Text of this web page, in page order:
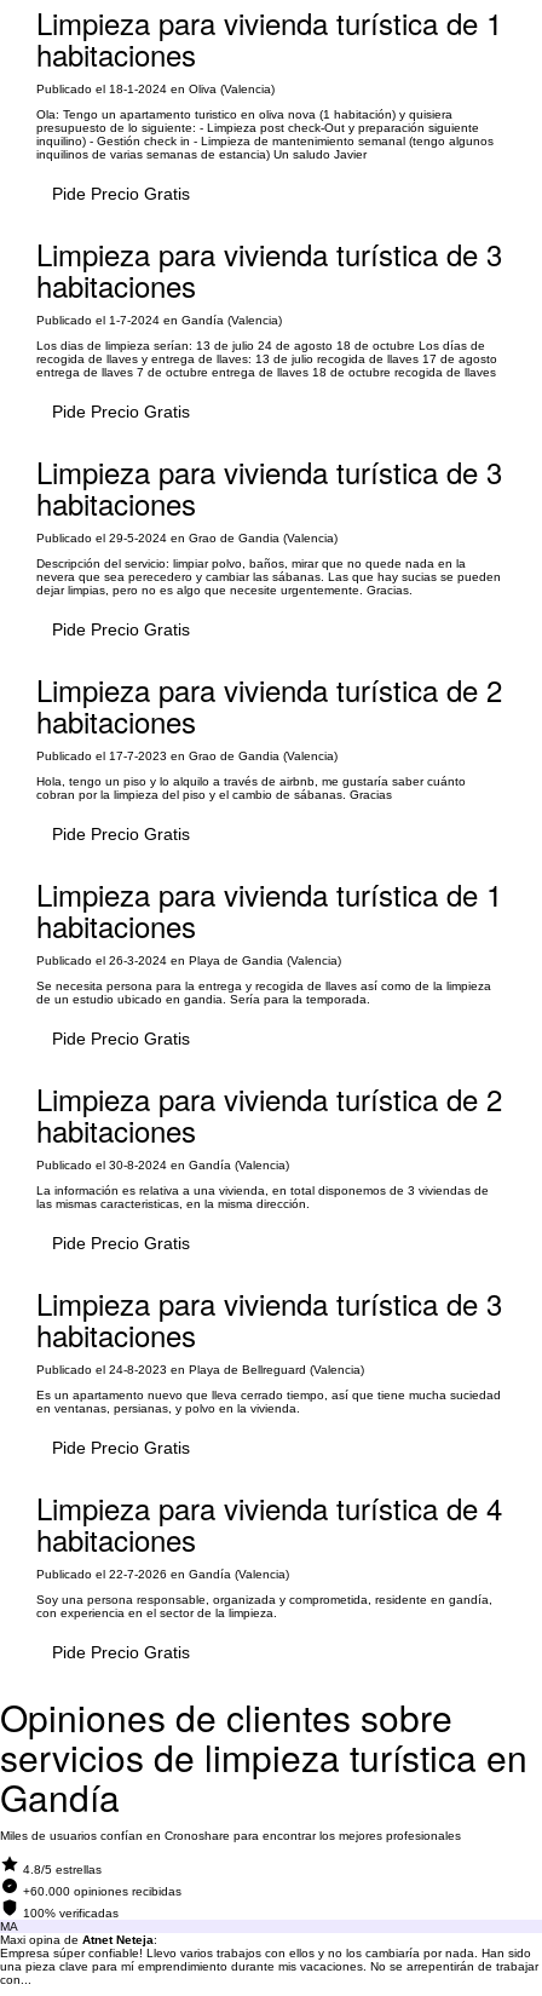
Limpieza para vivienda turística de 1
habitaciones
Publicado el 18-1-2024 en Oliva (Valencia)
Ola: Tengo un apartamento turistico en oliva nova (1 habitación) y quisiera
presupuesto de lo siguiente: - Limpieza post check-Out y preparación siguiente
inquilino) - Gestión check in - Limpieza de mantenimiento semanal (tengo algunos
inquilinos de varias semanas de estancia) Un saludo Javier
Pide Precio Gratis
Limpieza para vivienda turística de 3
habitaciones
Publicado el 1-7-2024 en Gandía (Valencia)
Los dias de limpieza serían: 13 de julio 24 de agosto 18 de octubre Los días de
recogida de llaves y entrega de llaves: 13 de julio recogida de llaves 17 de agosto
entrega de llaves 7 de octubre entrega de llaves 18 de octubre recogida de llaves
Pide Precio Gratis
Limpieza para vivienda turística de 3
habitaciones
Publicado el 29-5-2024 en Grao de Gandia (Valencia)
Descripción del servicio: limpiar polvo, baños, mirar que no quede nada en la
nevera que sea perecedero y cambiar las sábanas. Las que hay sucias se pueden
dejar limpias, pero no es algo que necesite urgentemente. Gracias.
Pide Precio Gratis
Limpieza para vivienda turística de 2
habitaciones
Publicado el 17-7-2023 en Grao de Gandia (Valencia)
Hola, tengo un piso y lo alquilo a través de airbnb, me gustaría saber cuánto
cobran por la limpieza del piso y el cambio de sábanas. Gracias
Pide Precio Gratis
Limpieza para vivienda turística de 1
habitaciones
Publicado el 26-3-2024 en Playa de Gandia (Valencia)
Se necesita persona para la entrega y recogida de llaves así como de la limpieza
de un estudio ubicado en gandia. Sería para la temporada.
Pide Precio Gratis
Limpieza para vivienda turística de 2
habitaciones
Publicado el 30-8-2024 en Gandía (Valencia)
La información es relativa a una vivienda, en total disponemos de 3 viviendas de
las mismas caracteristicas, en la misma dirección.
Pide Precio Gratis
Limpieza para vivienda turística de 3
habitaciones
Publicado el 24-8-2023 en Playa de Bellreguard (Valencia)
Es un apartamento nuevo que lleva cerrado tiempo, así que tiene mucha suciedad
en ventanas, persianas, y polvo en la vivienda.
Pide Precio Gratis
Limpieza para vivienda turística de 4
habitaciones
Publicado el 22-7-2026 en Gandía (Valencia)
Soy una persona responsable, organizada y comprometida, residente en gandía,
con experiencia en el sector de la limpieza.
Pide Precio Gratis
Opiniones de clientes sobre
servicios de limpieza turística en
Gandía
Miles de usuarios confían en Cronoshare para encontrar los mejores profesionales
4.8/5 estrellas
+60.000 opiniones recibidas
100% verificadas
MA
Maxi opina de Atnet Neteja:
Empresa súper confiable! Llevo varios trabajos con ellos y no los cambiaría por nada. Han sido
una pieza clave para mí emprendimiento durante mis vacaciones. No se arrepentirán de trabajar
con...